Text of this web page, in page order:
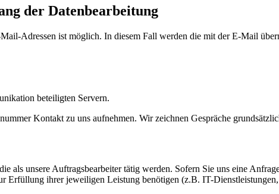
der Datenbearbeitung
Adressen ist möglich. In diesem Fall werden die mit der E-Mail
beteiligten Servern.
Kontakt zu uns aufnehmen. Wir zeichnen Gespräche
als unsere Auftragsbearbeiter tätig werden. Sofern Sie uns eine
Erfüllung ihrer jeweiligen Leistung benötigen (z.B. IT-